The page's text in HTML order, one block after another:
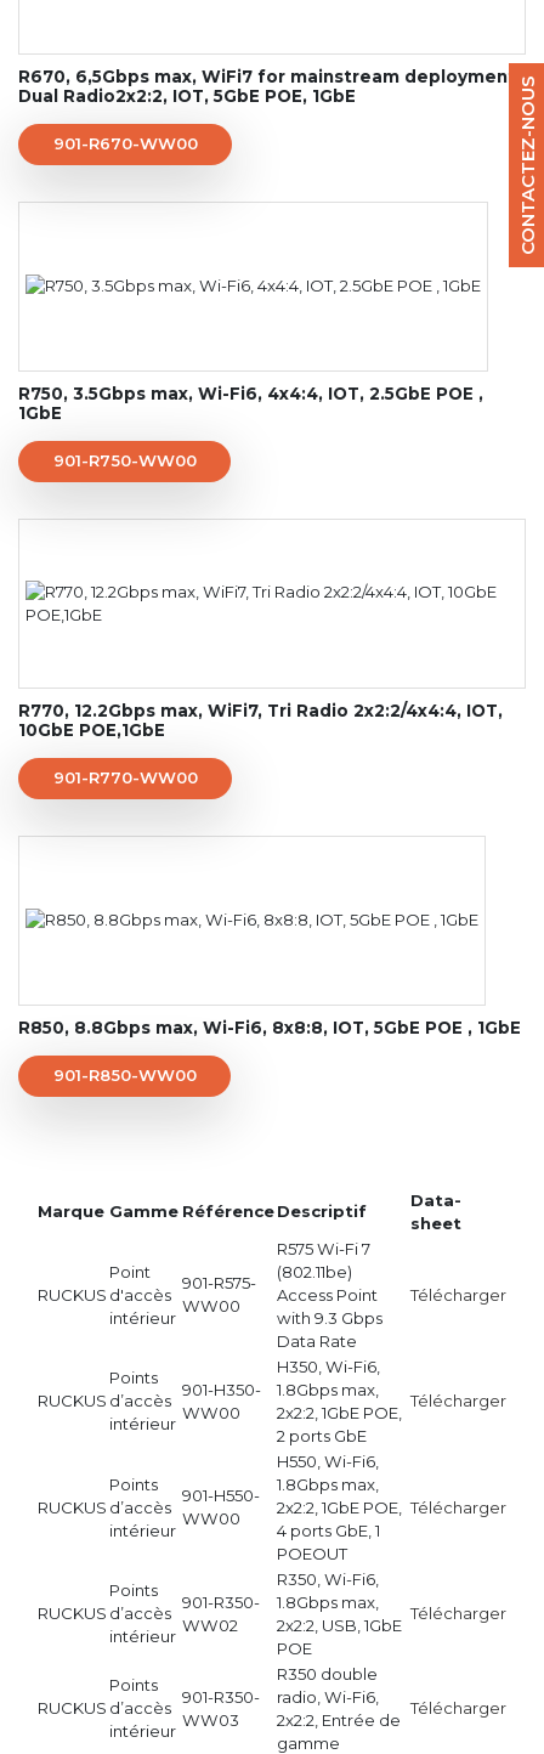
CONTACTEZ-NOUS
R670, 6,5Gbps max, WiFi7 for mainstream deployment ,
Dual Radio2x2:2, IOT, 5GbE POE, 1GbE
901-R670-WW00
R750, 3.5Gbps max, Wi-Fi6, 4x4:4, IOT, 2.5GbE POE ,
1GbE
901-R750-WW00
R770, 12.2Gbps max, WiFi7, Tri Radio 2x2:2/4x4:4, IOT,
10GbE POE,1GbE
901-R770-WW00
R850, 8.8Gbps max, Wi-Fi6, 8x8:8, IOT, 5GbE POE , 1GbE
901-R850-WW00
Marque Gamme RéférenceDescriptif
Data-
sheet
RUCKUS
Point
d'accès
intérieur
901-R575-
WW00
R575 Wi-Fi 7
(802.11be)
Access Point
with 9.3 Gbps
Data Rate
Télécharger
RUCKUS
Points
d’accès
intérieur
901-H350-
WW00
H350, Wi-Fi6,
1.8Gbps max,
2x2:2, 1GbE POE,
2 ports GbE
Télécharger
RUCKUS
Points
d’accès
intérieur
901-H550-
WW00
H550, Wi-Fi6,
1.8Gbps max,
2x2:2, 1GbE POE,
4 ports GbE, 1
POEOUT
Télécharger
RUCKUS
Points
d’accès
intérieur
901-R350-
WW02
R350, Wi-Fi6,
1.8Gbps max,
2x2:2, USB, 1GbE
POE
Télécharger
RUCKUS
Points
d’accès
intérieur
901-R350-
WW03
R350 double
radio, Wi-Fi6,
2x2:2, Entrée de
gamme
Télécharger